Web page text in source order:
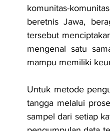
komunitas-
beretnis Jawa,
tersebut
mengenal satu
mampu memiliki
Untuk metode
tangga melalui
sampel dari setiap